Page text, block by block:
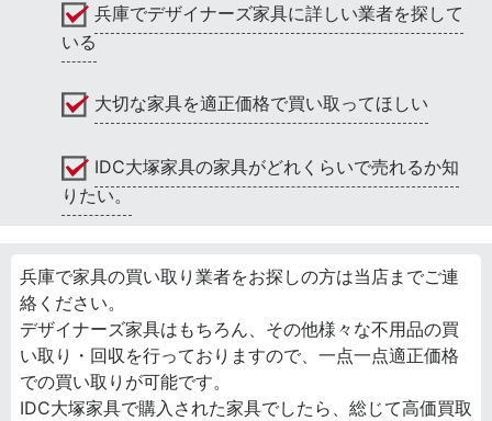
兵庫でデザイナーズ家具に詳しい業者を探して
いる
大切な家具を適正価格で買い取ってほしい
IDC大塚家具の家具がどれくらいで売れるか知
りたい。
兵庫で家具の買い取り業者をお探しの方は当店までご連
絡ください。
デザイナーズ家具はもちろん、その他様々な不用品の買
い取り・回収を行っておりますので、一点一点適正価格
での買い取りが可能です。
IDC大塚家具で購入された家具でしたら、総じて高価買取